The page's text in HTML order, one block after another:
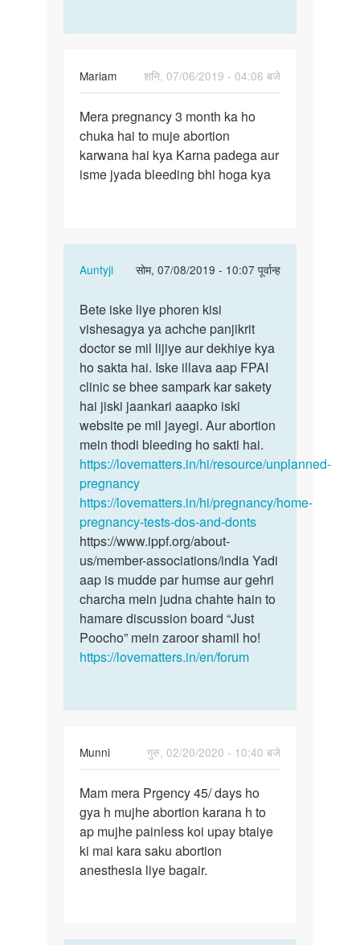
Mariam
शनि, 07/06/2019 - 04:06 बजे
Mera
pregnancy
3
month
Mera pregnancy 3 month ka ho
chuka hai to muje abortion
karwana hai kya Karna padega aur
isme jyada bleeding bhi hoga kya
Auntyji
सोम, 07/08/2019 - 10:07 पूर्वान्ह
In
to
Mera
pregnancy
3
month
ka
ho…
by
Mariam
Bete
iske
liye
phoren
kisi…
Bete iske liye phoren kisi
vishesagya ya achche panjikrit
doctor se mil lijiye aur dekhiye kya
ho sakta hai. Iske illava aap FPAI
clinic se bhee sampark kar sakety
hai jiski jaankari aaapko iski
website pe mil jayegi. Aur abortion
mein thodi bleeding ho sakti hai.
https://lovematters.in/hi/resource/unplanned-
pregnancy
https://lovematters.in/hi/pregnancy/home-
pregnancy-tests-dos-and-donts
https://www.ippf.org/about-
us/member-associations/india Yadi
aap is mudde par humse aur gehri
charcha mein judna chahte hain to
hamare discussion board “Just
Poocho” mein zaroor shamil ho!
https://lovematters.in/en/forum
Munni
गुरु, 02/20/2020 - 10:40 बजे
Mam
mera
Prgency
45/
days
Mam mera Prgency 45/ days ho
gya h mujhe abortion karana h to
ap mujhe painless koi upay btaiye
ki mai kara saku abortion
anesthesia liye bagair.